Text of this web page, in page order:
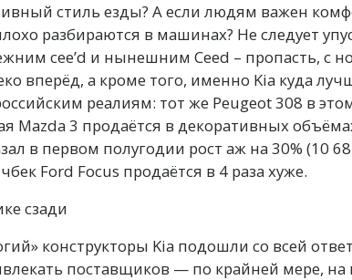
стиль езды? А если людям важен
разбираются в машинах? Не следует
cee’d и нынешним Ceed – пропасть, с
вперёд, а кроме того, именно Kia куда
реалиям: тот же Peugeot 308 в
Mazda 3 продаётся в декоративных
в первом полугодии рост аж на 30% (10
Ford Focus продаётся в 4 раза хуже.
конструкторы Kia подошли со всей
поставщиков — по крайней мере,